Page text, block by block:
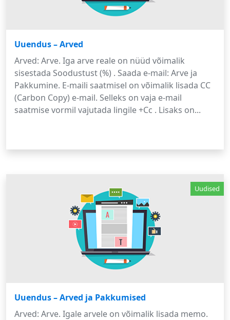
Uuendus – Arved
Arved: Arve. Iga arve reale on nüüd võimalik
sisestada Soodustust (%) . Saada e-mail: Arve ja
Pakkumine. E-maili saatmisel on võimalik lisada CC
(Carbon Copy) e-mail. Selleks on vaja e-mail
saatmise vormil vajutada lingile +Cc . Lisaks on...
Uuendus – Arved ja Pakkumised
Uudised
Arved: Arve. Igale arvele on võimalik lisada memo.